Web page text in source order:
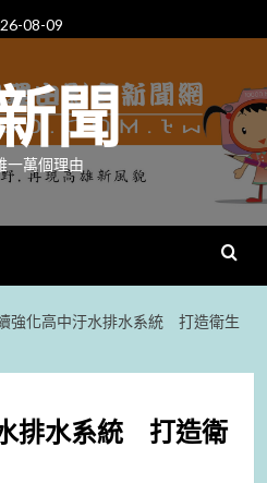
08-09
聞
一萬個理由
強化高中汙水排水系統 打造衛生
排水系統 打造衛